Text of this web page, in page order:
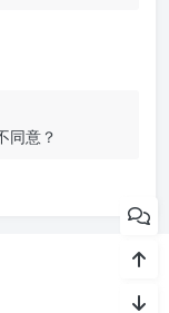
同意？